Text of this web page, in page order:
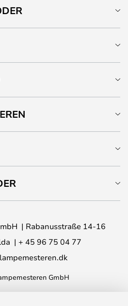
Rabanusstraße 14-16
+ 45 96 75 04 77
GmbH